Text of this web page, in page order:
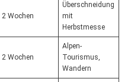
2 Wochen
Überschneidung
mit
Herbstmesse
2 Wochen
Alpen-
Tourismus,
Wandern